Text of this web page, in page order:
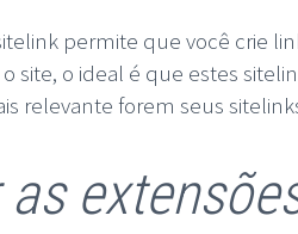
permite que você crie
site, o ideal é que estes
relevante forem seus